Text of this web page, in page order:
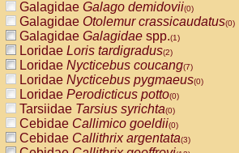
Galagidae Galago demidovii(0)
Galagidae Otolemur crassicaudatus(0)
Galagidae Galagidae spp.(1)
Loridae Loris tardigradus(2)
Loridae Nycticebus coucang(7)
Loridae Nycticebus pygmaeus(0)
Loridae Perodicticus potto(0)
Tarsiidae Tarsius syrichta(0)
Cebidae Callimico goeldii(0)
Cebidae Callithrix argentata(3)